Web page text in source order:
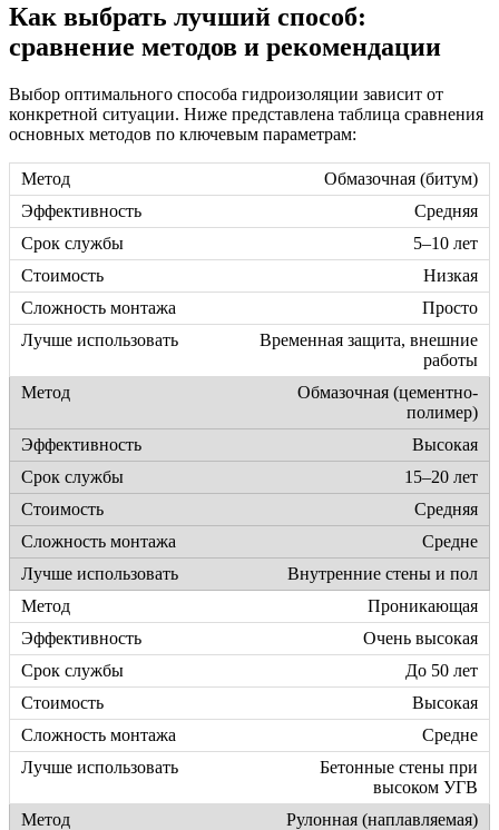
Как выбрать лучший способ:
сравнение методов и рекомендации
Выбор оптимального способа гидроизоляции зависит от
конкретной ситуации. Ниже представлена таблица сравнения
основных методов по ключевым параметрам:
Обмазочная (битум)
Средняя
5–10 лет
Низкая
Просто
Временная защита, внешние
работы
Обмазочная (цементно-
полимер)
Высокая
15–20 лет
Средняя
Средне
Внутренние стены и пол
Проникающая
Очень высокая
До 50 лет
Высокая
Средне
Бетонные стены при
высоком УГВ
Рулонная (наплавляемая)